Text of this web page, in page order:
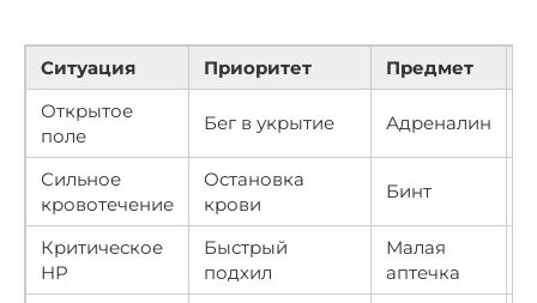
Ситуация Приоритет Предмет
Открытое
поле
Бег в укрытие Адреналин
Сильное
кровотечение
Остановка
крови
Бинт
Критическое
HP
Быстрый
подхил
Малая
аптечка